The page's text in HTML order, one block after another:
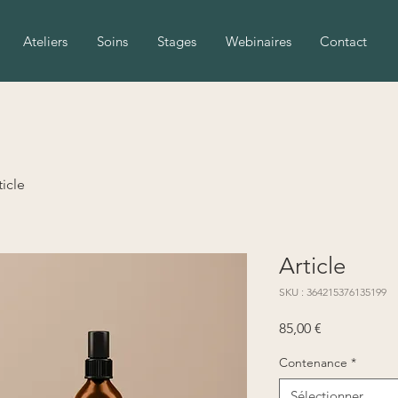
Ateliers Soins Stages Webinaires Contact
Article
SKU : 364215376135199
85,00 €
Contenance *